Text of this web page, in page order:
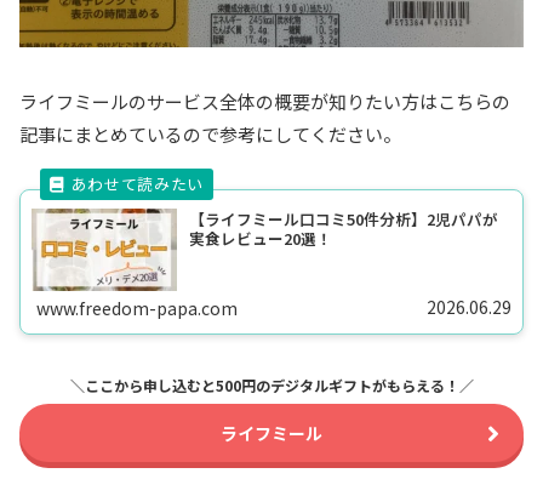
ライフミールのサービス全体の概要が知りたい方はこちらの
記事にまとめているので参考にしてください。
【ライフミール口コミ50件分析】2児パパが
実食レビュー20選！
www.freedom-papa.com 2026.06.29
＼ここから申し込むと500円のデジタルギフトがもらえる！／
ライフミール